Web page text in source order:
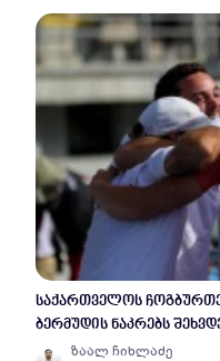
საქართველოს
ბერმუდის ნაკრებს
ზაალ ჩიხლაძე